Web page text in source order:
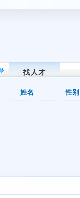
找人才
姓名 性别